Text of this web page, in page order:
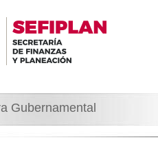
Gubernamental